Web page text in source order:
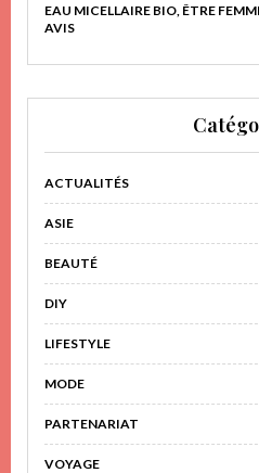
EAU MICELLAIRE BIO, ÊTRE
AVIS
ACTUALITÉS
ASIE
BEAUTÉ
DIY
LIFESTYLE
MODE
PARTENARIAT
VOYAGE